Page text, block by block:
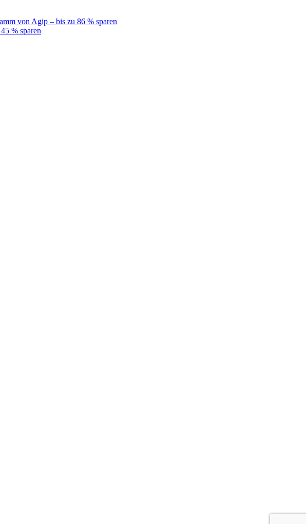
von Agip – bis zu 86 % sparen
% sparen